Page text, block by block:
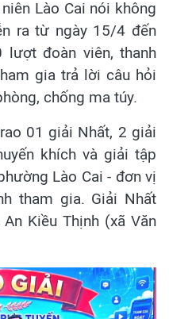
Lào Cai nói không
ra từ ngày 15/4 đến
đoàn viên, thanh
gia trả lời câu hỏi
chống ma túy.
01 giải Nhất, 2 giải
khích và giải tập
Lào Cai - đơn vị
tham gia. Giải Nhất
Kiều Thịnh (xã Văn